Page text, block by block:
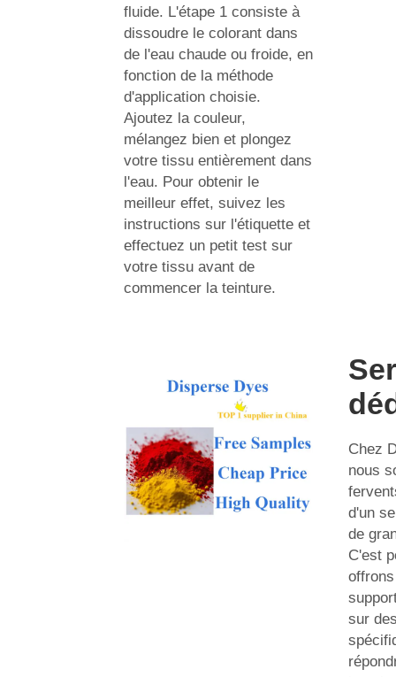
fluide. L'étape 1 consiste à
dissoudre le colorant dans
de l'eau chaude ou froide, en
fonction de la méthode
d'application choisie.
Ajoutez la couleur,
mélangez bien et plongez
votre tissu entièrement dans
l'eau. Pour obtenir le
meilleur effet, suivez les
instructions sur l'étiquette et
effectuez un petit test sur
votre tissu avant de
commencer la teinture.
Chez
nous
d'un
de
C'est
sur